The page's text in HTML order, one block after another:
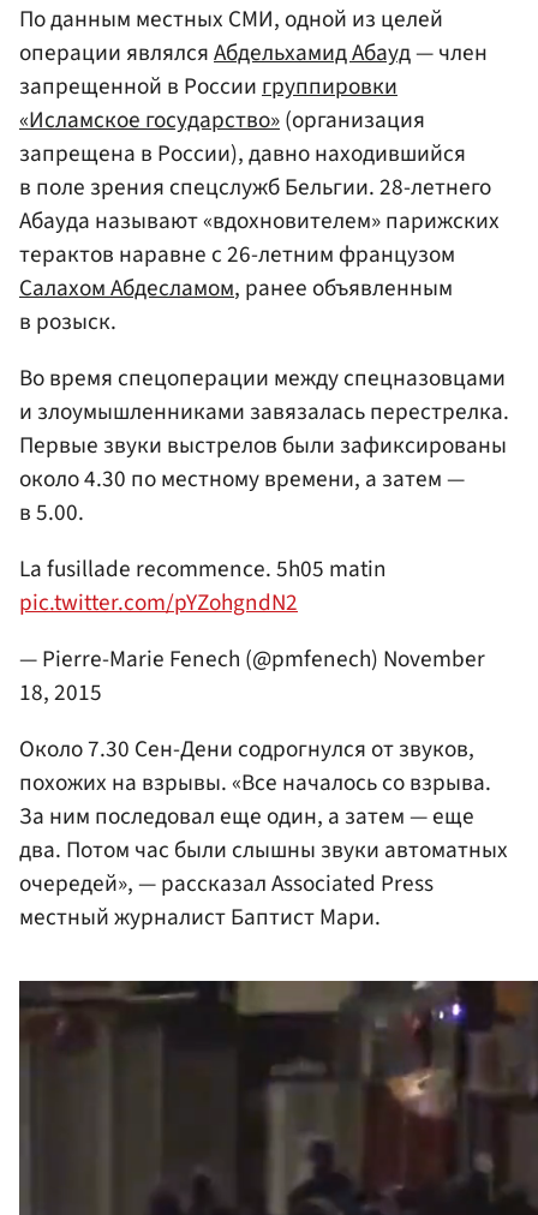
По данным местных СМИ, одной из целей
операции являлсяАбдельхамид Абауд— член
запрещенной в Россиигруппировки
«Исламское государство»(организация
запрещена в России), давно находившийся
в поле зрения спецслужб Бельгии. 28-летнего
Абауда называют «вдохновителем» парижских
терактов наравне с 26-летним французом
Салахом Абдесламом, ранее объявленным
в розыск.
Во время спецоперации между спецназовцами
и злоумышленниками завязалась перестрелка.
Первые звуки выстрелов были зафиксированы
около 4.30 по местному времени, а затем —
в 5.00.
La fusillade recommence. 5h05 matin
pic.twitter.com/pYZohgndN2
— Pierre-Marie Fenech (@pmfenech) November
18, 2015
Около 7.30 Сен-Дени содрогнулся от звуков,
похожих на взрывы. «Все началось со взрыва.
За ним последовал еще один, а затем — еще
два. Потом час были слышны звуки автоматных
очередей», — рассказал Associated Press
местный журналист Баптист Мари.